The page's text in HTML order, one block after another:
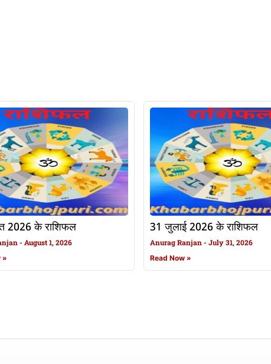
2026 के राशिफल
August 1, 2026
»
31 जुलाई 2026 के राशिफल
Anurag Ranjan July 31, 2026
Read Now »